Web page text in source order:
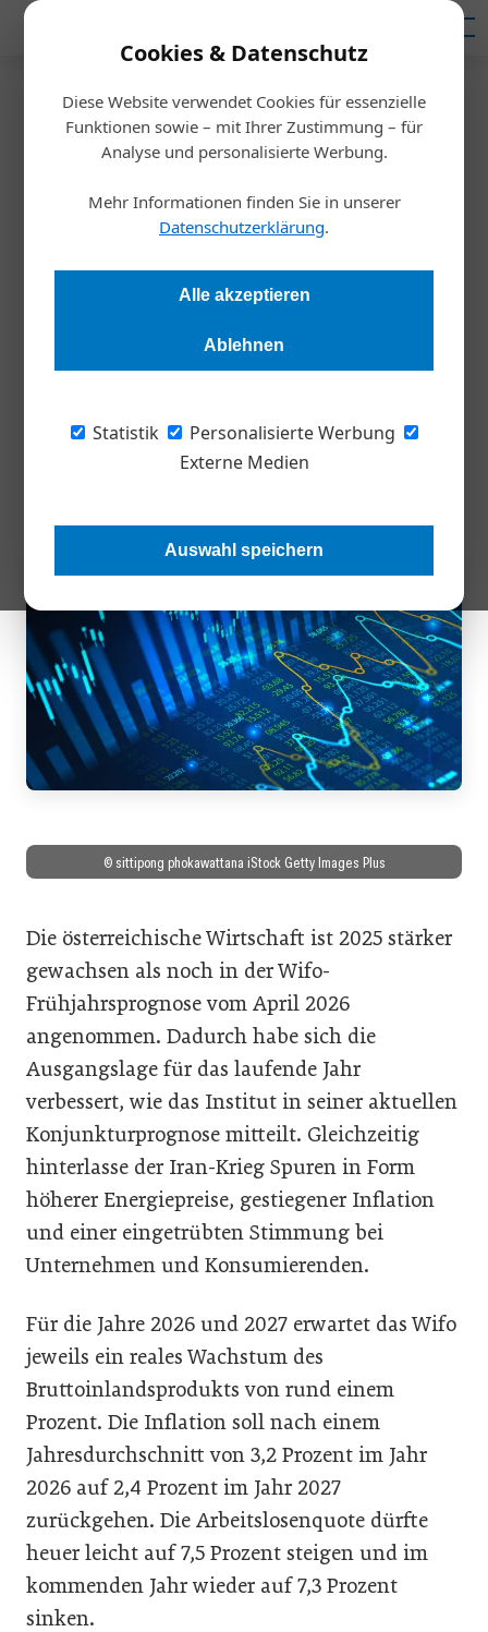
Cookies & Datenschutz
Diese Website verwendet Cookies für essenzielle
Funktionen sowie – mit Ihrer Zustimmung – für
Analyse und personalisierte Werbung.
Mehr Informationen finden Sie in unserer
Datenschutzerklärung.
Alle akzeptieren
Ablehnen
Statistik
Personalisierte Werbung
Externe Medien
Auswahl speichern
Startseite/Wirtschaft
Wifo erwartet moderates
Wirtschaftswachstum
Die österreichische Wirtschaft dürfte nach Einschätzung des
Österreichischen Instituts für Wirtschaftsforschung (Wifo)
derzeit durch höhere Energiepreise infolge des Iran-Krieges,
ab der zweiten Jahreshälfte 2026 soll die Dynamik jedoch
© sittipong phokawattana iStock Getty Images Plus
Die österreichische Wirtschaft ist 2025 stärker
gewachsen als noch in der Wifo-
Frühjahrsprognose vom April 2026
angenommen. Dadurch habe sich die
Ausgangslage für das laufende Jahr
verbessert, wie das Institut in seiner aktuellen
Konjunkturprognose mitteilt. Gleichzeitig
hinterlasse der Iran-Krieg Spuren in Form
höherer Energiepreise, gestiegener Inflation
und einer eingetrübten Stimmung bei
Unternehmen und Konsumierenden.
Für die Jahre 2026 und 2027 erwartet das Wifo
jeweils ein reales Wachstum des
Bruttoinlandsprodukts von rund einem
Prozent. Die Inflation soll nach einem
Jahresdurchschnitt von 3,2 Prozent im Jahr
2026 auf 2,4 Prozent im Jahr 2027
zurückgehen. Die Arbeitslosenquote dürfte
heuer leicht auf 7,5 Prozent steigen und im
kommenden Jahr wieder auf 7,3 Prozent
sinken.